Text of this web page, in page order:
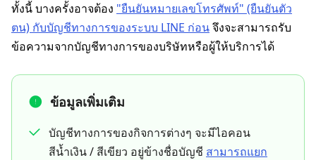
ทั้งนี้ บางครั้งอาจต้อง "ยืนยันหมายเลขโทรศัพท์" (ยืนยันตัว
ตน) กับบัญชีทางการของระบบ LINE ก่อนจึงจะสามารถรับ
ข้อความจากบัญชีทางการของบริษัทหรือผู้ให้บริการได้
ข้อมูลเพิ่มเติม
บัญชีทางการของกิจการต่างๆ จะมีไอคอน
สีน้ำเงิน / สีเขียว อยู่ข้างชื่อบัญชี สามารถแยก